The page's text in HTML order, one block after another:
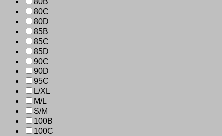
80B
80C
80D
85B
85C
85D
90C
90D
95C
L/XL
M/L
S/M
100B
100C